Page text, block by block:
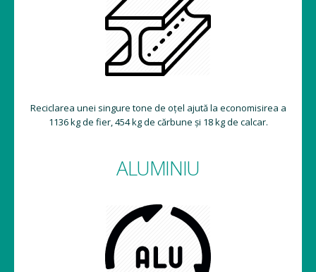
Reciclarea unei singure tone de oțel ajută la economisirea a
1136 kg de fier, 454 kg de cărbune și 18 kg de calcar.
ALUMINIU